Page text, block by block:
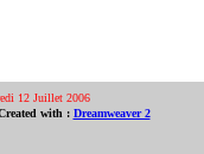
12 Juillet 2006
with : Dreamweaver 2